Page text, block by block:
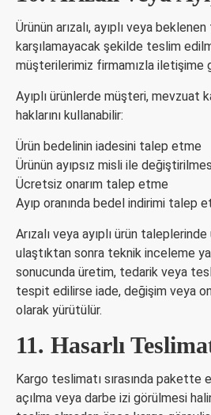
Ürünün arızalı, ayıplı veya
karşılamayacak şekilde teslim
müşterilerimiz firmamızla iletişime
Ayıplı ürünlerde müşteri, mevzuat
haklarını kullanabilir:
Ürün bedelinin iadesini talep etme
Ürünün ayıpsız misli ile
Ücretsiz onarım talep etme
Ayıp oranında bedel indirimi talep
Arızalı veya ayıplı ürün
ulaştıktan sonra teknik inceleme
sonucunda üretim, tedarik veya
tespit edilirse iade, değişim veya
olarak yürütülür.
11. Hasarlı
Kargo teslimatı sırasında pakette
açılma veya darbe izi görülmesi